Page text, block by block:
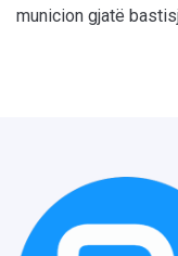
municion gjatë